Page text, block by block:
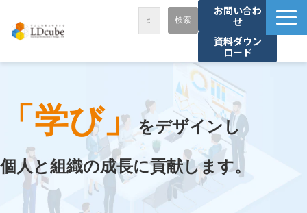
お問い合わ
せ
資料ダウン
ロード
LDcubeが選ばれる理由
サービス一覧
課題から探す
事例紹介
セミナー・講座
お役立ち情報
「学び」 をデザインし
個人と組織の成長に貢献します。